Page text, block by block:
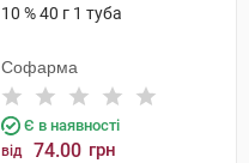
10 % 40 г 1 туба
Софарма
Є в наявності
від 74.00 грн